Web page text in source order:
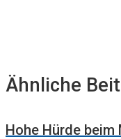
Ähnliche
Hohe Hürde beim